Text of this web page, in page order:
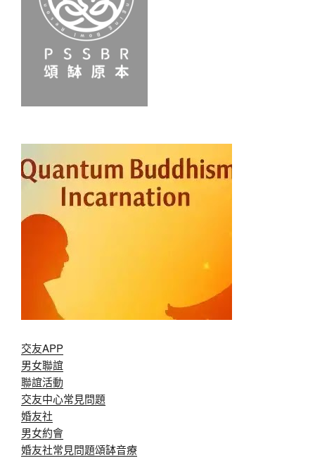
交友APP
男女聯誼
聯誼活動
交友中心常見問題
婚友社
男女約會
婚友社常見問題頌缽音療